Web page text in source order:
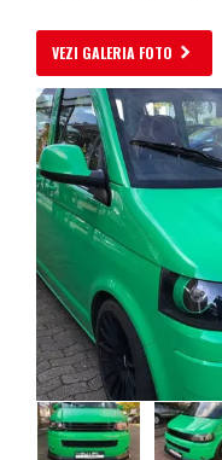
VEZI GALERIA FOTO